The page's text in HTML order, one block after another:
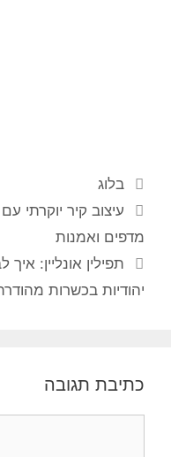
בלוג
עיצוב קיר יוקרתי
מדפים ואמנות
תפילין אונליין:
יהודיות בכשרות
כתיבת תגובה